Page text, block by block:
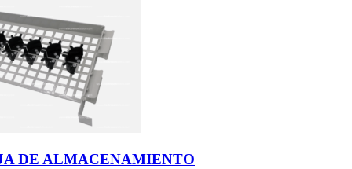
DE ALMACENAMIENTO